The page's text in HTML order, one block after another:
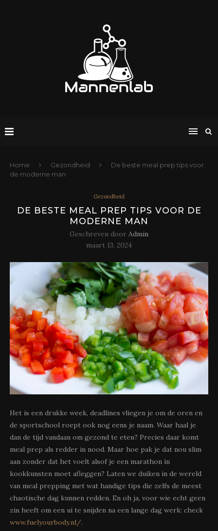
Home Gezondheid
De beste meal prep tips voor
de moderne man
Gezondheid
DE BESTE MEAL PREP TIPS VOOR DE
MODERNE MAN
Geschreven door Admin
maart 13, 2024
Het is een drukke week, deadlines vliegen je om de oren en
de sportschool roept ook nog eens je naam. Waar haal je
dan de tijd vandaan om gezond te eten? Precies daar komt
meal prep als redder in nood. Maar hoe pak je dat nou slim
aan zonder dat het voelt alsof je een marathon in
kookkunsten moet afleggen? Laten we duiken in de wereld
van meal prepping met wat handige tips die zelfs de meest
chaotische dag kunnen redden. En oh ja, voor wie echt geen
zin heeft om een ui te snijden na een lange dag werk: check
www.fuelyourbody.nl/.